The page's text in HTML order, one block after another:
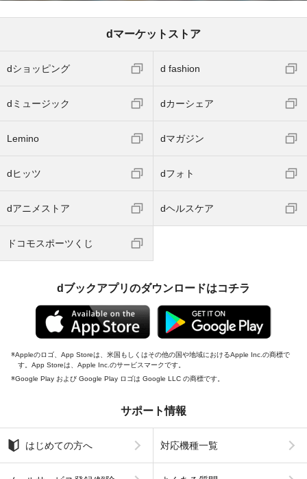
dマーケットストア
dショッピング d fashion
dミュージック dカーシェア
Lemino dマガジン
dヒッツ dフォト
dアニメストア dヘルスケア
ドコモスポーツくじ
dブックアプリのダウンロードはコチラ
Appleのロゴ、App Storeは、米国もしくはその他の国や地域におけるApple Inc.の商標で
す。App Storeは、Apple Inc.のサービスマークです。
Google Play および Google Play ロゴは Google LLC の商標です。
サポート情報
はじめての方へ 対応機種一覧